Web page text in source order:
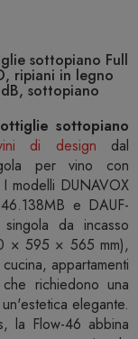
sottopiano Full
ripiani in legno
sottopiano
sottopiano
di design dal
per vino con
modelli DUNAVOX
e DAUF-
da incasso
× 595 × 565 mm),
appartamenti
richiedono una
elegante.
la Flow-46 abbina